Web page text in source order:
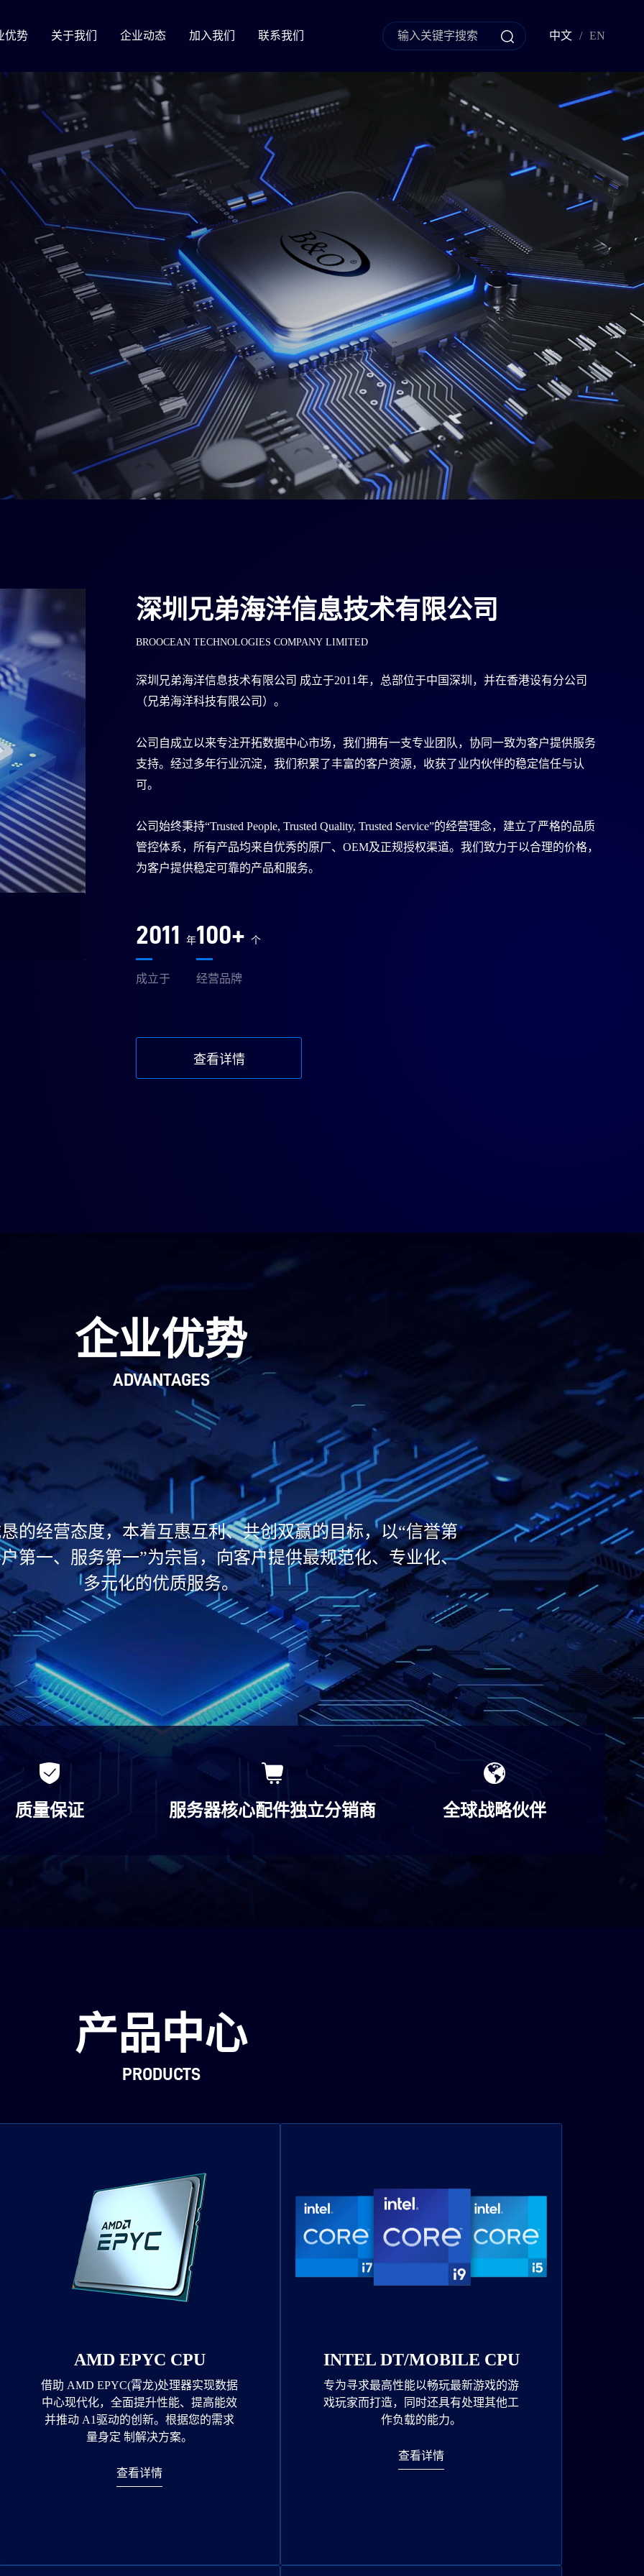
优势 关于我们
公司简介
企业文化
发展历程
企业动态
公司活动
加入我们
人才招聘
联系我们
在线留言
中文 / EN
深圳兄弟海洋信息技术有限公司
BROOCEAN TECHNOLOGIES COMPANY LIMITED
深圳兄弟海洋信息技术有限公司 成立于2011年，总部位于中国深圳，并在香港设有分公司
（兄弟海洋科技有限公司）。
公司自成立以来专注开拓数据中心市场，我们拥有一支专业团队，协同一致为客户提供服务
支持。经过多年行业沉淀，我们积累了丰富的客户资源，收获了业内伙伴的稳定信任与认
可。
公司始终秉持“Trusted People, Trusted Quality, Trusted Service”的经营理念，建立了严格的品质
管控体系，所有产品均来自优秀的原厂、OEM及正规授权渠道。我们致力于以合理的价格，
为客户提供稳定可靠的产品和服务。
2011 年
成立于
100+ 个
经营品牌
查看详情
企业优势
ADVANTAGES
的经营态度，本着互惠互利、共创双赢的目标，以“信誉第
第一、服务第一”为宗旨，向客户提供最规范化、专业化、
多元化的优质服务。
质量保证 服务器核心配件独立分销商 全球战略伙伴
产品中心
PRODUCTS
AMD EPYC CPU
借助 AMD EPYC(霄龙)处理器实现数据
中心现代化，全面提升性能、提高能效
并推动 A1驱动的创新。根据您的需求
量身定 制解决方案。
查看详情
INTEL DT/MOBILE CPU
专为寻求最高性能以畅玩最新游戏的游
戏玩家而打造，同时还具有处理其他工
作负载的能力。
查看详情